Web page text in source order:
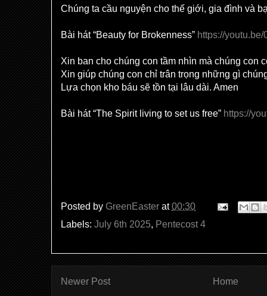
Chúng ta cầu nguyện cho thế giới, gia đình và
Bài hát “Beauty for Brokenness” https://
Xin ban cho chúng con tầm nhìn mà chúng con
Xin giúp chúng con chỉ trân trọng những gì
Lựa chọn kho báu sẽ tồn tại lâu dài. Amen
Bài hát “The Spirit living to set us free” https://
Posted by GreenEaster at00:30
Labels: July 6th 2025, Pentecost 4
Newer Post Home